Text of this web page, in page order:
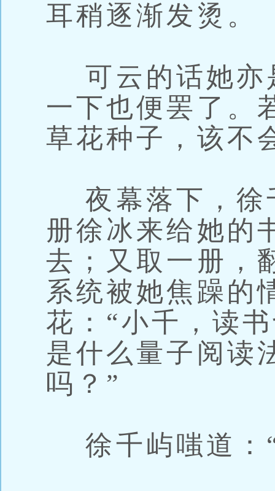
耳稍逐渐发烫。
可云的话她亦
一下也便罢了。
草花种子，该不
夜幕落下，徐
册徐冰来给她的
去；又取一册，
系统被她焦躁的
花：“小千，读
是什么量子阅读
吗？”
徐千屿嗤道：